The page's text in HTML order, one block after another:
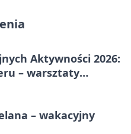
Aktywności 2026:
– warsztaty
– wakacyjny